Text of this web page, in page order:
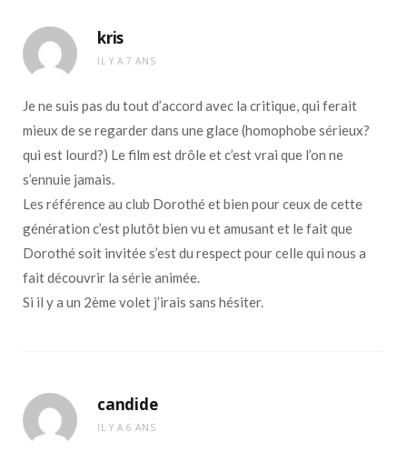
kris
IL Y A 7 ANS
Je ne suis pas du tout d’accord avec la critique, qui ferait
mieux de se regarder dans une glace (homophobe sérieux?
qui est lourd?) Le film est drôle et c’est vrai que l’on ne
s’ennuie jamais.
Les référence au club Dorothé et bien pour ceux de cette
génération c’est plutôt bien vu et amusant et le fait que
Dorothé soit invitée s’est du respect pour celle qui nous a
fait découvrir la série animée.
Si il y a un 2ème volet j’irais sans hésiter.
candide
IL Y A 6 ANS